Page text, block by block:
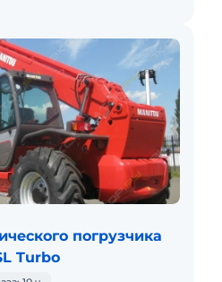
погрузчика
Turbo